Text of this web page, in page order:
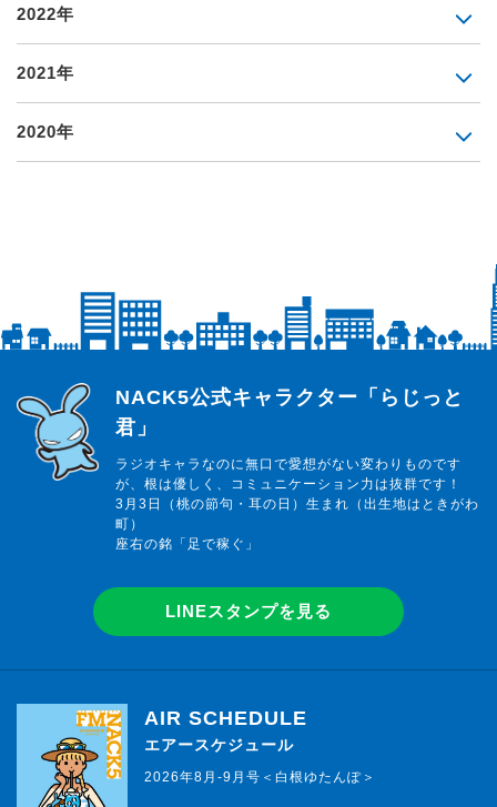
2022年
2021年
2020年
らじっと君
NACK5公式キャラクター「らじっと
君」
ラジオキャラなのに無口で愛想がない変わりものです
が、根は優しく、コミュニケーション力は抜群です！
3月3日（桃の節句・耳の日）生まれ（出生地はときがわ
町）
座右の銘「足で稼ぐ」
LINEスタンプを見る
AIR SCHEDULE
エアースケジュール
2026年8月-9月号＜白根ゆたんぽ＞